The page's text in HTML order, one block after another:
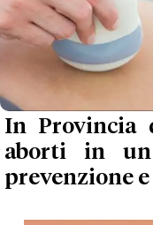
In Provincia
aborti in un
prevenzione